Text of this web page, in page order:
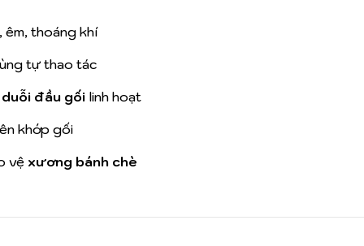
êm, thoáng khí
tự thao tác
đầu gối linh hoạt
khớp gối
vệ xương bánh chè